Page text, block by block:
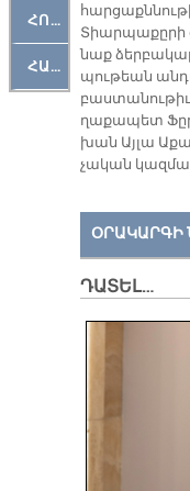
ՀՈԳԵՄՏԱՒՈՐ
ՀԱՐԹԱԿ
Տիար­պա­քը­րի
նաք
պու­թեան
ղա­քա­պետ
խան Այ­լա
չա­կան
ՕՐԱԿԱՐԳԻ
ԴԱՏԵԼ…